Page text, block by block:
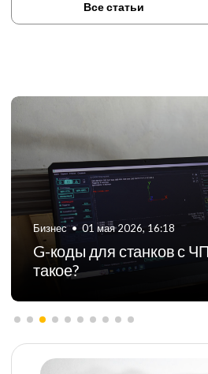
Все статьи
Бизнес • 06 августа 2024, 11:21
ТОП-5 российских
фрезерных станков с ЧПУ